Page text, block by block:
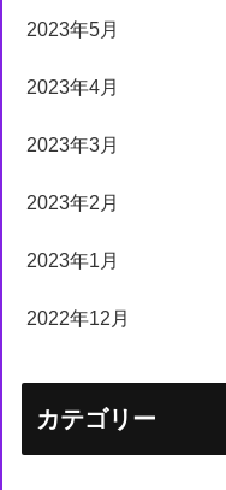
2023年5月
2023年4月
2023年3月
2023年2月
2023年1月
2022年12月
カテゴリー